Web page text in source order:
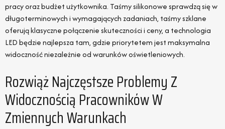
pracy oraz budżet użytkownika. Taśmy silikonowe sprawdzą się w
długoterminowych i wymagających zadaniach, taśmy szklane
oferują klasyczne połączenie skuteczności i ceny, a technologia
LED będzie najlepsza tam, gdzie priorytetem jest maksymalna
widoczność niezależnie od warunków oświetleniowych.
Rozwiąż Najczęstsze Problemy Z
Widocznością Pracowników W
Zmiennych Warunkach